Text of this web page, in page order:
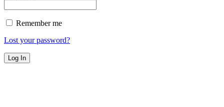
Remember me
Lost your password?